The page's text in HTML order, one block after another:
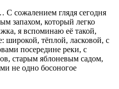
сожалением глядя сегодня
запахом, который легко
я вспоминаю её такой,
широкой, тёплой, ласковой, с
посередине реки, с
старым яблоневым садом,
не одно босоногое